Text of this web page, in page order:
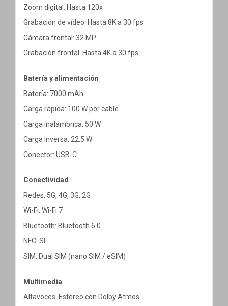
Zoom digital: Hasta 120x
Grabación de vídeo: Hasta 8K a 30 fps
Cámara frontal: 32 MP
Grabación frontal: Hasta 4K a 30 fps
Batería y alimentación
Batería: 7000 mAh
Carga rápida: 100 W por cable
Carga inalámbrica: 50 W
Carga inversa: 22.5 W
Conector: USB-C
Conectividad
Redes: 5G, 4G, 3G, 2G
Wi-Fi: Wi-Fi 7
Bluetooth: Bluetooth 6.0
NFC: Sí
SIM: Dual SIM (nano SIM / eSIM)
Multimedia
Altavoces: Estéreo con Dolby Atmos